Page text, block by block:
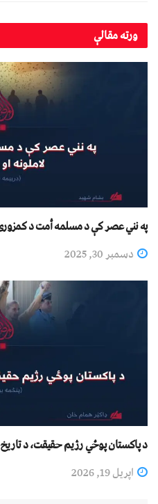
ورتهمقالې
په نني عصر کې د مسلمه أمت د
دسمبر 30, 2025
د پاکستان پوځي رژیم حقیقت، د تاریخ
اپریل 19, 2026